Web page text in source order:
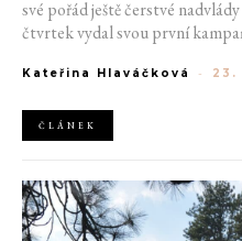
své pořád ještě čerstvé
čtvrtek vydal svou první
do módního domu dorazil.
Kateřina Hlaváčková - 23.
ČLÁNEK